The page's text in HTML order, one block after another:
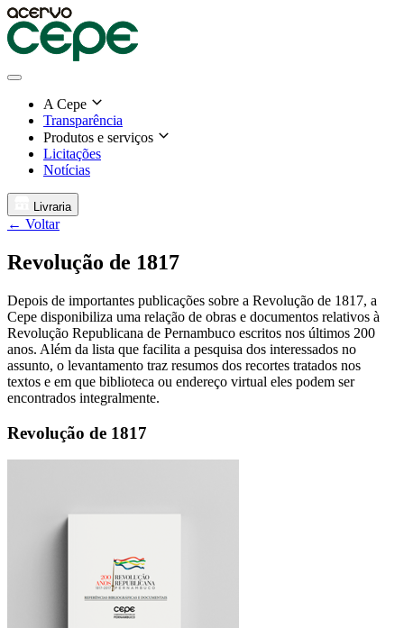
A Cepe
Transparência
Produtos e serviços
Licitações
Notícias
Livraria
← Voltar
Revolução de 1817
Depois de importantes publicações sobre a Revolução de 1817, a
Cepe disponibiliza uma relação de obras e documentos relativos à
Revolução Republicana de Pernambuco escritos nos últimos 200
anos. Além da lista que facilita a pesquisa dos interessados no
assunto, o levantamento traz resumos dos recortes tratados nos
textos e em que biblioteca ou endereço virtual eles podem ser
encontrados integralmente.
Revolução de 1817